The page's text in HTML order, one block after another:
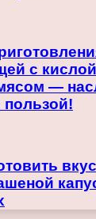
с
—
пользой!